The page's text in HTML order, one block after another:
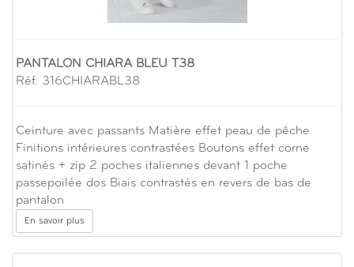
PANTALON CHIARA BLEU T38
Réf. 316CHIARABL38
Ceinture avec passants Matière effet peau de pêche
Finitions intérieures contrastées Boutons effet corne
satinés + zip 2 poches italiennes devant 1 poche
passepoilée dos Biais contrastés en revers de bas de
pantalon
En savoir plus